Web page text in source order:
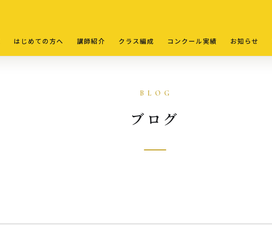
はじめての方へ 講師紹介 クラス編成 コンクール実績 お知らせ
ブログ